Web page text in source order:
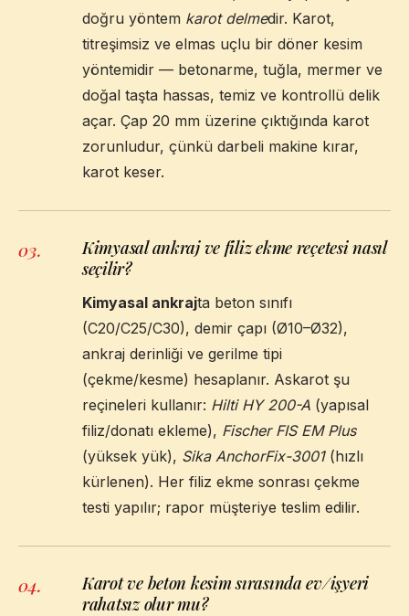
doğru yöntem karot delmedir. Karot,
titreşimsiz ve elmas uçlu bir döner kesim
yöntemidir — betonarme, tuğla, mermer ve
doğal taşta hassas, temiz ve kontrollü delik
açar. Çap 20 mm üzerine çıktığında karot
zorunludur, çünkü darbeli makine kırar,
karot keser.
03.
Kimyasal ankraj ve filiz ekme reçetesi nasıl
seçilir?
Kimyasal ankrajta beton sınıfı
(C20/C25/C30), demir çapı (Ø10–Ø32),
ankraj derinliği ve gerilme tipi
(çekme/kesme) hesaplanır. Askarot şu
reçineleri kullanır: Hilti HY 200-A (yapısal
filiz/donatı ekleme), Fischer FIS EM Plus
(yüksek yük), Sika AnchorFix-3001(hızlı
kürlenen). Her filiz ekme sonrası çekme
testi yapılır; rapor müşteriye teslim edilir.
04.
Karot ve beton kesim sırasında ev/işyeri
rahatsız olur mu?